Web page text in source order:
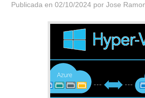
Publicada en02/10/2024 porJose